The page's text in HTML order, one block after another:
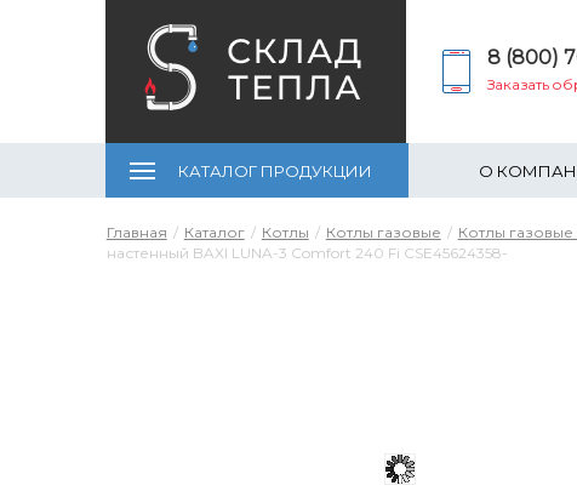
8 (800)
Заказать
КАТАЛОГ ПРОДУКЦИИ О
Главная Каталог Котлы Котлы газовые Котлы газовые
настенный BAXI LUNA-3 Comfort 240 Fi CSE45624358-